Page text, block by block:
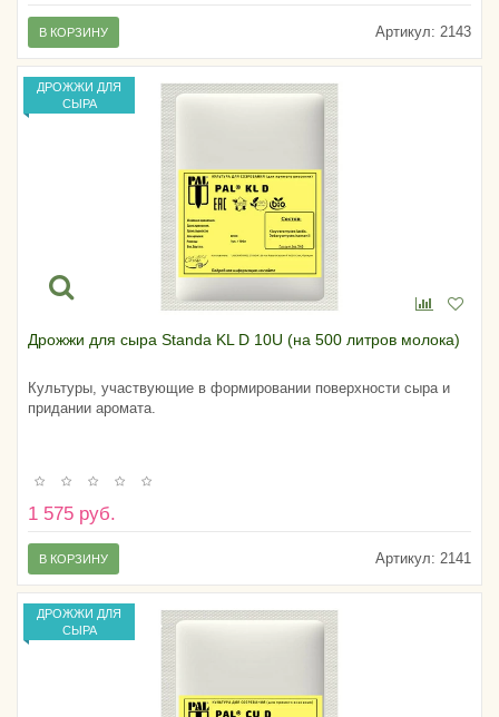
Артикул: 2143
В КОРЗИНУ
ДРОЖЖИ ДЛЯ
СЫРА
Дрожжи для сыра Standa KL D 10U (на 500 литров молока)
Культуры, участвующие в формировании поверхности сыра и
придании аромата.
1 575 руб.
Артикул: 2141
В КОРЗИНУ
ДРОЖЖИ ДЛЯ
СЫРА